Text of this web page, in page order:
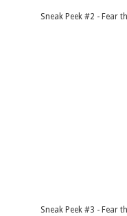
Sneak Peek #2 - Fear
Sneak Peek #3 - Fear